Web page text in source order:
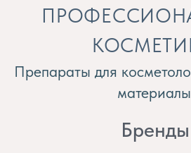
Бренды
Профессиональная
Препараты косметолога
Доставка